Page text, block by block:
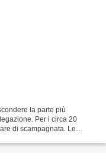
la parte più
Per i circa 20
di scampagnata. Le